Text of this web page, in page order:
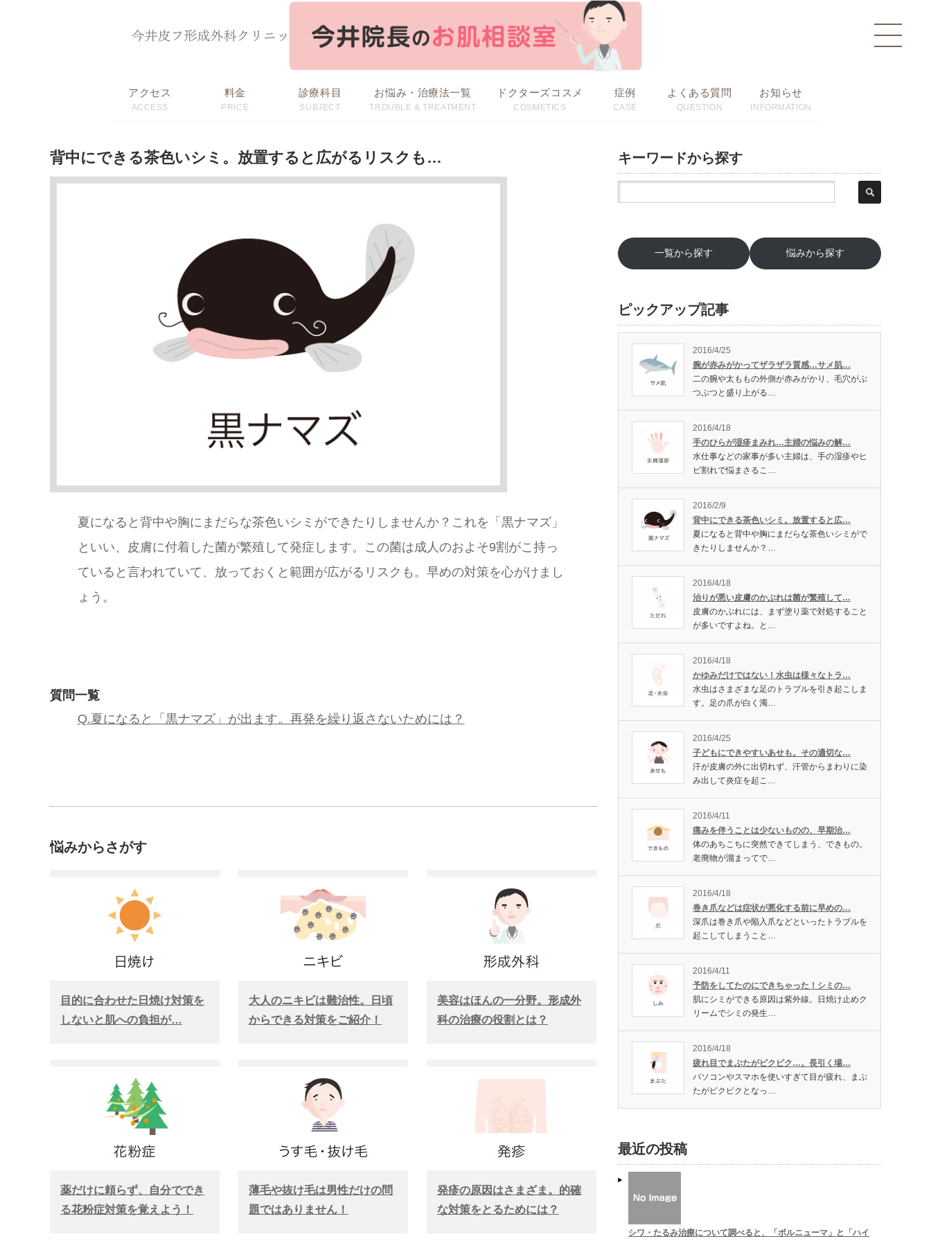
アクセス
ACCESS
料金
PRICE
診療科目
SUBJECT
お悩み・治療法一覧
TROUBLE & TREATMENT
ドクターズコスメ
COSMETICS
症例
CASE
よくある質問
QUESTION
お知らせ
INFORMATION
toggle
背中にできる茶色いシミ。放置すると広がるリスクも…
夏になると背中や胸にまだらな茶色いシミができたりしませんか？これを「黒ナマズ」
といい、皮膚に付着した菌が繁殖して発症します。この菌は成人のおよそ9割がこ持っ
ていると言われていて、放っておくと範囲が広がるリスクも。早めの対策を心がけまし
ょう。
質問一覧
Q.夏になると「黒ナマズ」が出ます。再発を繰り返さないためには？
悩みからさがす
目的に合わせた日焼け対策を
しないと肌への負担が…
大人のニキビは難治性。日頃
からできる対策をご紹介！
美容はほんの一分野。形成外
科の治療の役割とは？
薬だけに頼らず、自分ででき
る花粉症対策を覚えよう！
薄毛や抜け毛は男性だけの問
題ではありません！
発疹の原因はさまざま。的確
な対策をとるためには？
キーワードから探す
一覧から探す 悩みから探す
ピックアップ記事
2016/4/25
腕が赤みがかってザラザラ質感…サメ肌…
二の腕や太ももの外側が赤みがかり、毛穴がぷ
つぷつと盛り上がる…
2016/4/18
手のひらが湿疹まみれ…主婦の悩みの解…
水仕事などの家事が多い主婦は、手の湿疹やヒ
ビ割れで悩まさるこ…
2016/2/9
背中にできる茶色いシミ。放置すると広…
夏になると背中や胸にまだらな茶色いシミがで
きたりしませんか？…
2016/4/18
治りが悪い皮膚のかぶれは菌が繁殖して…
皮膚のかぶれには、まず塗り薬で対処すること
が多いですよね。と…
2016/4/18
かゆみだけではない！水虫は様々なトラ…
水虫はさまざまな足のトラブルを引き起こしま
す。足の爪が白く濁…
2016/4/25
子どもにできやすいあせも。その適切な…
汗が皮膚の外に出切れず、汗管からまわりに染
み出して炎症を起こ…
2016/4/11
痛みを伴うことは少ないものの、早期治…
体のあちこちに突然できてしまう、できもの。
老廃物が溜まってで…
2016/4/18
巻き爪などは症状が悪化する前に早めの…
深爪は巻き爪や陥入爪などといったトラブルを
起こしてしまうこと…
2016/4/11
予防をしてたのにできちゃった！シミの…
肌にシミができる原因は紫外線。日焼け止めク
リームでシミの発生…
2016/4/18
疲れ目でまぶたがピクピク…。長引く場…
パソコンやスマホを使いすぎて目が疲れ、まぶ
たがピクピクとなっ…
最近の投稿
シワ・たるみ治療について調べると、「ボルニューマ」と「ハイ